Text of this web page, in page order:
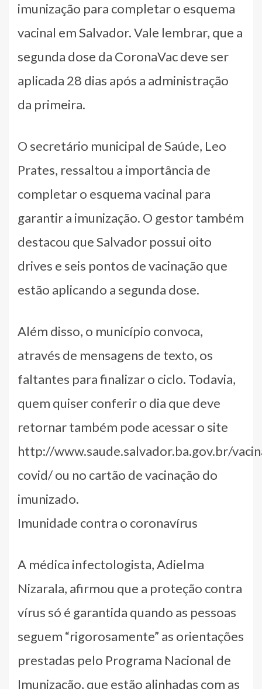
imunização para completar o esquema
vacinal em Salvador. Vale lembrar, que a
segunda dose da CoronaVac deve ser
aplicada 28 dias após a administração
da primeira.
O secretário municipal de Saúde, Leo
Prates, ressaltou a importância de
completar o esquema vacinal para
garantir a imunização. O gestor também
destacou que Salvador possui oito
drives e seis pontos de vacinação que
estão aplicando a segunda dose.
Além disso, o município convoca,
através de mensagens de texto, os
faltantes para finalizar o ciclo. Todavia,
quem quiser conferir o dia que deve
retornar também pode acessar o site
http://www.saude.salvador.ba.gov.br/
covid/ ou no cartão de vacinação do
imunizado.
Imunidade contra o coronavírus
A médica infectologista, Adielma
Nizarala, afirmou que a proteção contra
vírus só é garantida quando as pessoas
seguem “rigorosamente” as orientações
prestadas pelo Programa Nacional de
Imunização, que estão alinhadas com as